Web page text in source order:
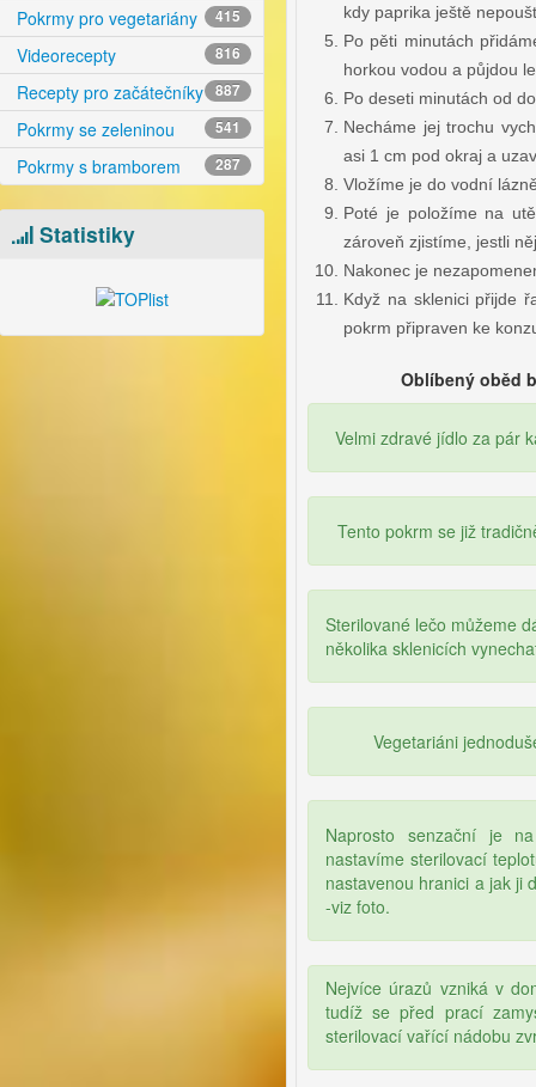
Pokrmy pro vegetariány 415
Videorecepty 816
Recepty pro začátečníky 887
Pokrmy se zeleninou 541
Pokrmy s bramborem 287
Statistiky
kdy paprika ještě
Po pěti minutách
horkou vodou a půjdou
Po deseti minutách od
Necháme jej trochu
asi 1 cm pod okraj a
Vložíme je do vodní
Poté je položíme na
zároveň zjistíme, jestli
Nakonec je
Když na sklenici přijde
pokrm připraven ke
Oblíbený oběd
Velmi zdravé jídlo za pár
Tento pokrm se již
Sterilované lečo můžeme
několika sklenicích
Vegetariáni
Naprosto senzační je
nastavíme sterilovací
nastavenou hranici a jak ji
-viz foto.
Nejvíce úrazů vzniká v
tudíž se před prací
sterilovací vařící nádobu